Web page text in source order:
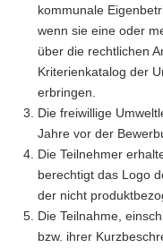
kommunale
wenn sie eine oder
über die rechtlichen
Kriterienkatalog der
erbringen.
Die freiwillige
Jahre vor der
Die Teilnehmer
berechtigt das Logo
der nicht
Die Teilnahme,
bzw. ihrer